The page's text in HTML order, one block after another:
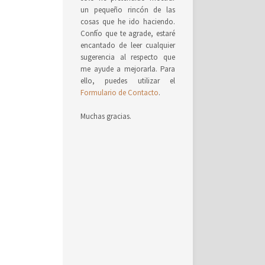
un pequeño rincón de las
cosas que he ido haciendo.
Confío que te agrade, estaré
encantado de leer cualquier
sugerencia al respecto que
me ayude a mejorarla. Para
ello, puedes utilizar el
Formulario de Contacto.
Muchas gracias.